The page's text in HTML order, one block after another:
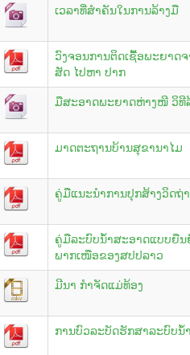
ເວລາທີ່ສຳຄັນໃນການລ້າງມື
ວົງຈອນການຕິດເຊື້ອພະຍາດ
ສັດ ໄປຫາ ປາກ
ມືສະອາດພະຍາດຫ່າງໜີ ວິທີ
ມາດຕະຖານບ້ານສຸຂານາໄມ
ຄູ່ມືແນະນຳການປຸກສ້າງວິດຖ່
ຄູ່ມືລະບົບນໍ້າສະອາດແບບຍື
ພາກເໜືອຂອງສປປລາວ
ມີນາ ກຳຈັດແມ່ທ້ອງ
ການບົວລະບັດຮັກສາລະບົບນໍ້